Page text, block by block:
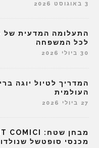
3 באוגוסט 2026
התעלומה המדעית של
לכל המשפחה
30 ביולי 2026
המדריך לטיול יוגה
העולמית
27 ביולי 2026
מכנסי סופטשל